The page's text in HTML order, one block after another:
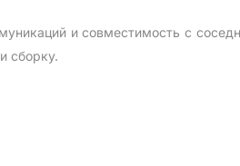
и совместимость с
сборку.